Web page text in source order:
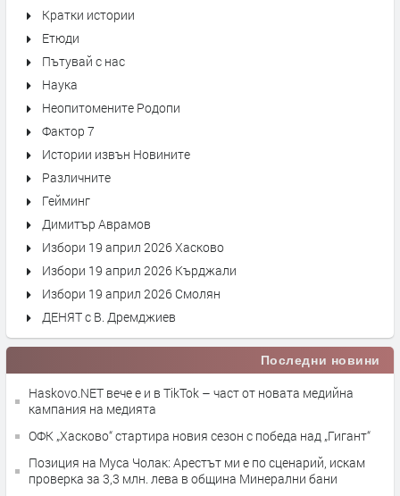
Кратки истории
Етюди
Пътувай с нас
Наука
Неопитомените Родопи
Фактор 7
Истории извън Новините
Различните
Гейминг
Димитър Аврамов
Избори 19 април 2026 Хасково
Избори 19 април 2026 Кърджали
Избори 19 април 2026 Смолян
ДЕНЯТ с В. Дремджиев
Последни новини
Haskovo.NET вече е и в TikTok – част от новата медийна
кампания на медията
ОФК „Хасково“ стартира новия сезон с победа над „Гигант“
Позиция на Муса Чолак: Арестът ми е по сценарий, искам
проверка за 3,3 млн. лева в община Минерални бани